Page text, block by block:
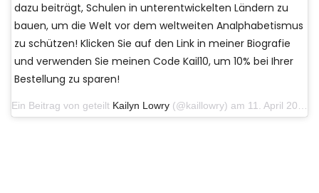
dazu beiträgt, Schulen in unterentwickelten Ländern zu
bauen, um die Welt vor dem weltweiten Analphabetismus
zu schützen! Klicken Sie auf den Link in meiner Biografie
und verwenden Sie meinen Code Kail10, um 10% bei Ihrer
Bestellung zu sparen!
Ein Beitrag von geteilt Kailyn Lowry (@kaillowry) am 11. April 2019 um 08:53 Uhr PDT